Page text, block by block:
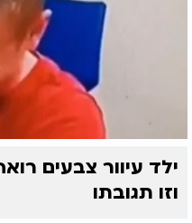
ילד עיוור צבעים
וזו תגובתו